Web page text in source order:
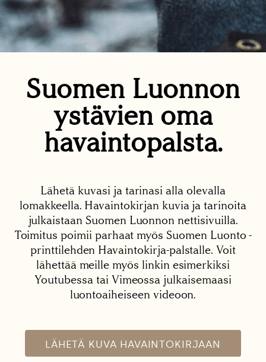
Suomen Luonnon
ystävien oma
havaintopalsta.
Lähetä kuvasi ja tarinasi alla olevalla
lomakkeella. Havaintokirjan kuvia ja tarinoita
julkaistaan Suomen Luonnon nettisivuilla.
Toimitus poimii parhaat myös Suomen Luonto -
printtilehden Havaintokirja-palstalle. Voit
lähettää meille myös linkin esimerkiksi
Youtubessa tai Vimeossa julkaisemaasi
luontoaiheiseen videoon.
LÄHETÄ KUVA HAVAINTOKIRJAAN